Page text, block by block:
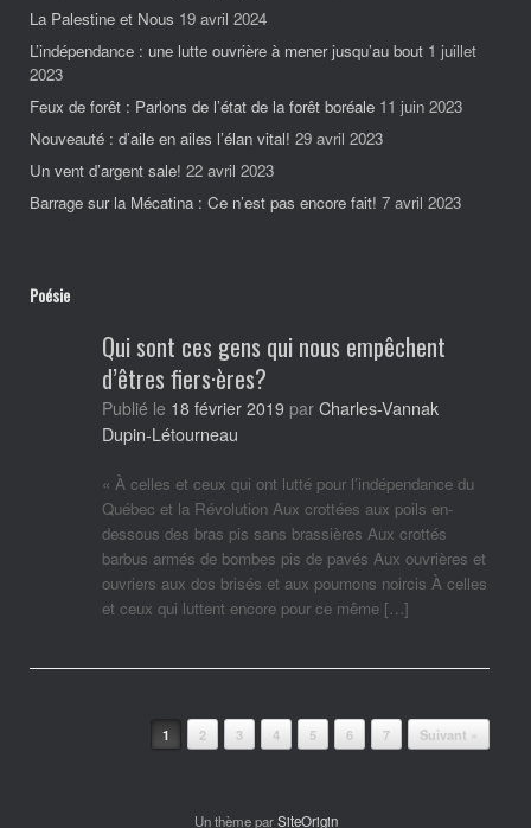
La Palestine et Nous 19 avril 2024
L’indépendance : une lutte ouvrière à mener jusqu’au bout 1 juillet
2023
Feux de forêt : Parlons de l’état de la forêt boréale 11 juin 2023
Nouveauté : d’aile en ailes l’élan vital! 29 avril 2023
Un vent d’argent sale! 22 avril 2023
Barrage sur la Mécatina : Ce n’est pas encore fait! 7 avril 2023
Poésie
Qui sont ces gens qui nous empêchent
d’êtres fiers·ères?
Publié le 18 février 2019 par Charles-Vannak
Dupin-Létourneau
« À celles et ceux qui ont lutté pour l’indépendance du
Québec et la Révolution Aux crottées aux poils en-
dessous des bras pis sans brassières Aux crottés
barbus armés de bombes pis de pavés Aux ouvrières et
ouvriers aux dos brisés et aux poumons noircis À celles
et ceux qui luttent encore pour ce même […]
1 2 3 4 5 6 7 Suivant »
Un thème parSiteOrigin